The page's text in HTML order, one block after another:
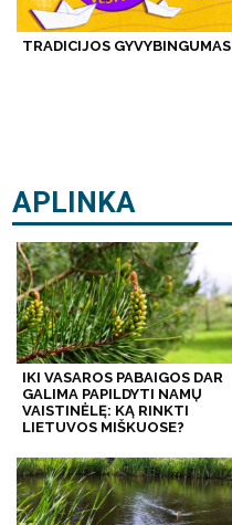
TRADICIJOS GYVYBINGUMAS
APLINKA
IKI VASAROS PABAIGOS DAR
GALIMA PAPILDYTI NAMŲ
VAISTINĖLĘ: KĄ RINKTI
LIETUVOS MIŠKUOSE?